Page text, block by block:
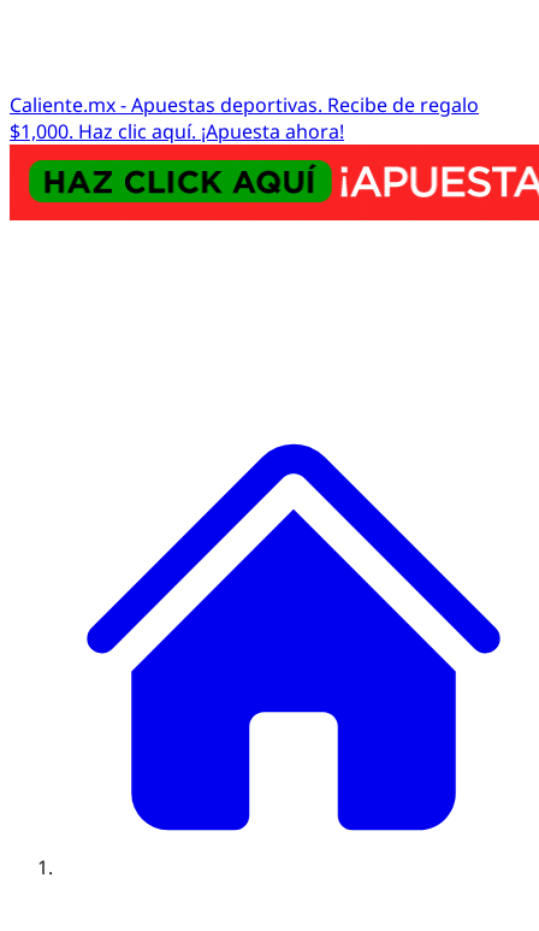
Caliente.mx - Apuestas deportivas. Recibe de regalo
$1,000. Haz clic aquí. ¡Apuesta ahora!